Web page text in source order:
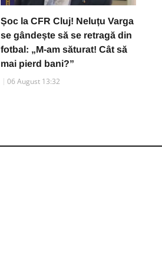
Șoc la CFR Cluj! Neluțu Varga
se gândește să se retragă din
fotbal: „M-am săturat! Cât să
mai pierd bani?”
06 August 13:32